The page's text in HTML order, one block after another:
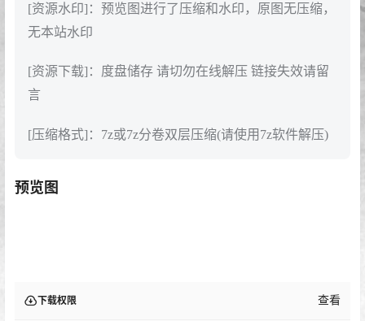
[资源水印]：预览图进行了压缩和水印，原图无压缩，
无本站水印
[资源下载]：度盘储存 请切勿在线解压 链接失效请留
言
[压缩格式]：7z或7z分卷双层压缩(请使用7z软件解压)
预览图
下载权限 查看